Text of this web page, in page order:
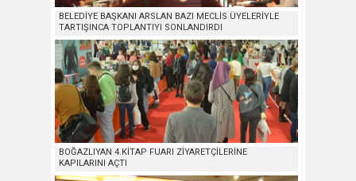
BELEDİYE BAŞKANI ARSLAN BAZI MECLİS ÜYELERİYLE
TARTIŞINCA TOPLANTIYI SONLANDIRDI
BOĞAZLIYAN 4.KİTAP FUARI ZİYARETÇİLERİNE
KAPILARINI AÇTI